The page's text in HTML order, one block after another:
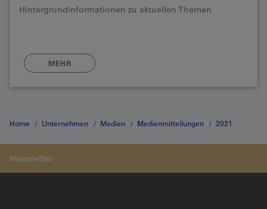
Hintergrundinformationen zu aktuellen Themen
MEHR
Home Unternehmen Medien Medienmitteilungen 2021